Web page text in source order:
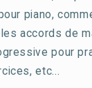
piano,
accords de
pour
etc...